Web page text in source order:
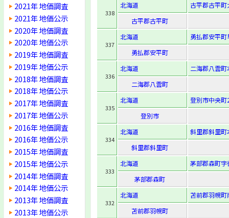
2021年 地価調査
2021年 地価公示
2020年 地価調査
2020年 地価公示
2019年 地価調査
2019年 地価公示
2018年 地価調査
2018年 地価公示
2017年 地価調査
2017年 地価公示
2016年 地価調査
2016年 地価公示
2015年 地価調査
2015年 地価公示
2014年 地価調査
2014年 地価公示
2013年 地価調査
2013年 地価公示
338
北海道
古平郡古平
古平郡古平町
337
北海道
勇払郡安平
勇払郡安平町
336
北海道
二海郡八雲
二海郡八雲町
335
北海道
登別市中央
登別市
334
北海道
斜里郡斜里
斜里郡斜里町
333
北海道
茅部郡森町
茅部郡森町
332
北海道
苫前郡羽幌
苫前郡羽幌町